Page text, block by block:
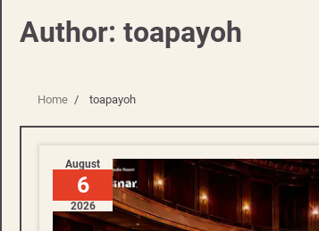
Author: toapayoh
Home toapayoh
August
6
2026